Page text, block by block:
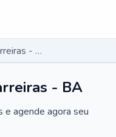
Tomografia em Barreiras - BA
- BA
agende agora seu